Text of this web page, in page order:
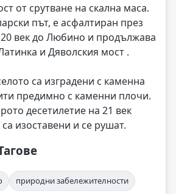
от срутване на скална маса.
път, е асфалтиран през
20 век до Любино и продължава
и Дяволския мост .
са изградени с каменна
предимно с каменни плочи.
десетилетие на 21 век
изоставени и се рушат.
природни забележителности